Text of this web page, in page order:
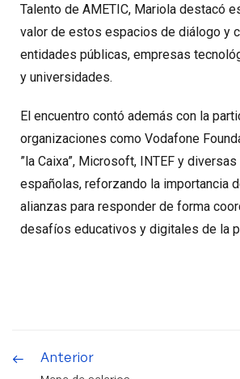
Talento de AMETIC, Mariola destacó
valor de estos espacios de diálogo y
entidades públicas, empresas
y universidades.
El encuentro contó además con la
organizaciones como Vodafone
”la Caixa”, Microsoft, INTEF y
españolas, reforzando la importancia
alianzas para responder de forma
desafíos educativos y digitales de la
Anterior